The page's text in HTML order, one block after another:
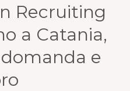
Recruiting
a Catania,
e